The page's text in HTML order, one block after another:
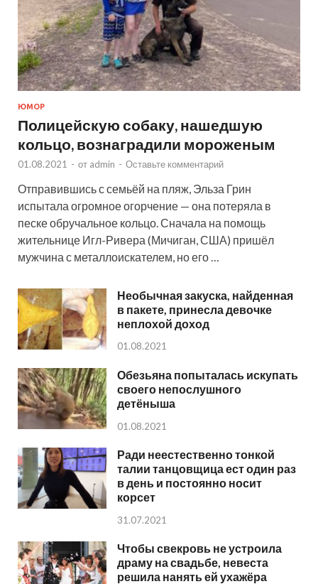
ЮМОР
Полицейскую собаку, нашедшую
кольцо, вознаградили мороженым
01.08.2021 - от admin - Оставьте комментарий
Отправившись с семьёй на пляж, Эльза Грин
испытала огромное огорчение — она потеряла в
песке обручальное кольцо. Сначала на помощь
жительнице Игл-Ривера (Мичиган, США) пришёл
мужчина с металлоискателем, но его …
Необычная закуска, найденная
в пакете, принесла девочке
неплохой доход
01.08.2021
Обезьяна попыталась искупать
своего непослушного
детёныша
01.08.2021
Ради неестественно тонкой
талии танцовщица ест один раз
в день и постоянно носит
корсет
31.07.2021
Чтобы свекровь не устроила
драму на свадьбе, невеста
решила нанять ей ухажёра